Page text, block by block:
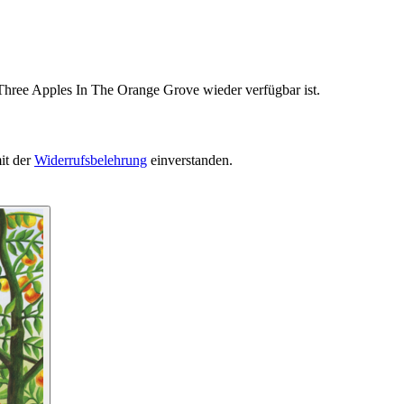
Apples In The Orange Grove wieder verfügbar ist.
derWiderrufsbelehrung einverstanden.